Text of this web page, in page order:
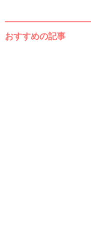
おすすめの記事